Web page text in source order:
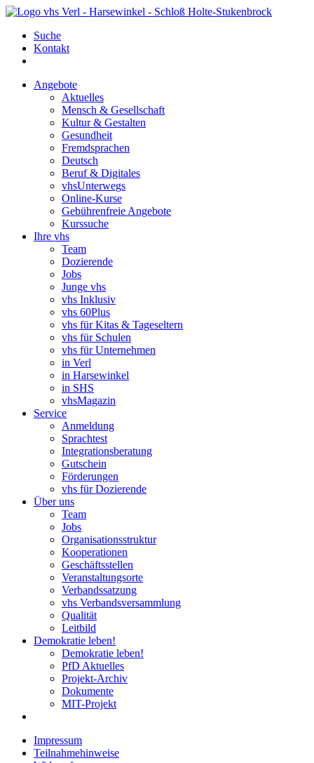
Suche
Kontakt
Angebote
Aktuelles
Mensch & Gesellschaft
Kultur & Gestalten
Gesundheit
Fremdsprachen
Deutsch
Beruf & Digitales
vhsUnterwegs
Online-Kurse
Gebührenfreie Angebote
Kurssuche
Ihre vhs
Team
Dozierende
Jobs
Junge vhs
vhs Inklusiv
vhs 60Plus
vhs für Kitas & Tageseltern
vhs für Schulen
vhs für Unternehmen
in Verl
in Harsewinkel
in SHS
vhsMagazin
Service
Anmeldung
Sprachtest
Integrationsberatung
Gutschein
Förderungen
vhs für Dozierende
Über uns
Team
Jobs
Organisationsstruktur
Kooperationen
Geschäftsstellen
Veranstaltungsorte
Verbandssatzung
vhs Verbandsversammlung
Qualität
Leitbild
Demokratie leben!
Demokratie leben!
PfD Aktuelles
Projekt-Archiv
Dokumente
MIT-Projekt
Impressum
Teilnahmehinweise